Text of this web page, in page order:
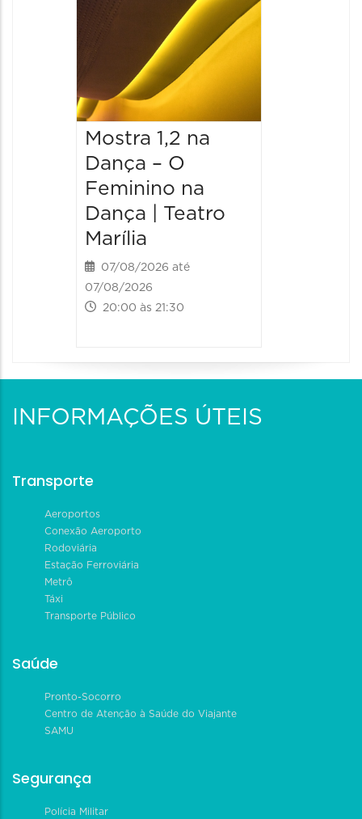
Mostra 1,2 na
Dança – O
Feminino na
Dança | Teatro
Marília
07/08/2026 até
07/08/2026
20:00 às 21:30
INFORMAÇÕES ÚTEIS
Transporte
Aeroportos
Conexão Aeroporto
Rodoviária
Estação Ferroviária
Metrô
Táxi
Transporte Público
Saúde
Pronto-Socorro
Centro de Atenção à Saúde do Viajante
SAMU
Segurança
Polícia Militar